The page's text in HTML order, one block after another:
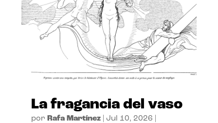
La fragancia del vaso
por Rafa Martínez| Jul 10, 2026